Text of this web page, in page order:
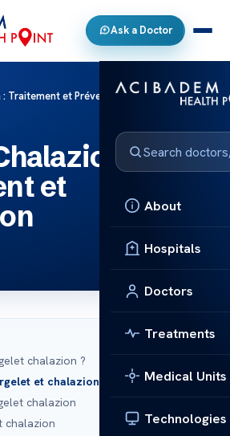
Ask a Doctor
About
Hospitals
Doctors
Treatments
Medical Units
Technologies
Traitement et Prévention
:
et
chalazion ?
et chalazion
chalazion
chalazion